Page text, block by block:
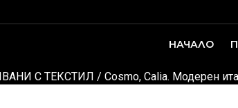
НАЧАЛО
С ТЕКСТИЛ / Cosmo, Calia. Модерен